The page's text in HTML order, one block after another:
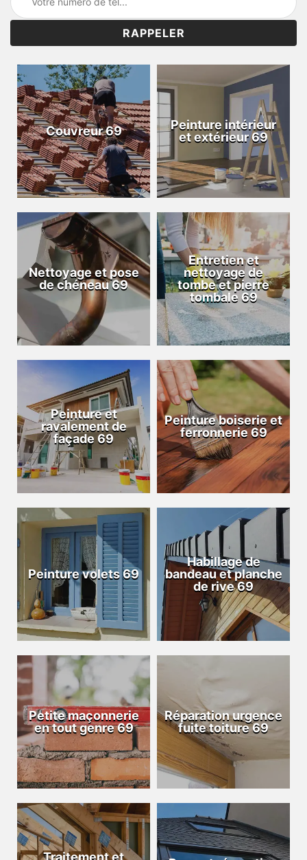
Couvreur 69
Peinture intérieur
et extérieur 69
Nettoyage et pose
de chéneau 69
Entretien et
nettoyage de
tombe et pierre
tombale 69
Peinture et
ravalement de
façade 69
Peinture boiserie et
ferronnerie 69
Peinture volets 69
Habillage de
bandeau et planche
de rive 69
Petite maçonnerie
en tout genre 69
Réparation urgence
fuite toiture 69
Traitement et